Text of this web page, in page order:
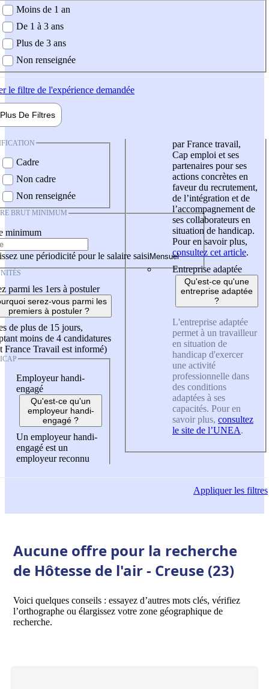
demandée
Moins de 1 an
De 1 à 3 ans
Plus de 3 ans
Non renseignée
le filtre de l'expérience demandée
Plus De Filtres
Cadre
Non cadre
Non renseignée
BRUT MINIMUM
minimum
une périodicité pour le salaire saisi
parmi les 1ers à postuler
serez-vous parmi les
premiers à postuler ?
de plus de 15 jours,
moins de 4 candidatures
France Travail est informé)
Employeur handi-
engagé
Qu'est-ce qu'un
employeur handi-
engagé ?
Un employeur handi-
engagé est un
employeur reconnu
par France travail,
Cap emploi et ses
partenaires pour ses
actions concrètes en
faveur du recrutement,
de l’intégration et de
l’accompagnement de
ses collaborateurs en
situation de handicap.
Pour en savoir plus,
consultez cet article.
Entreprise adaptée
Qu'est-ce qu'une
entreprise adaptée
?
L'entreprise adaptée
permet à un travailleur
en situation de
handicap d'exercer
une activité
professionnelle dans
des conditions
adaptées à ses
capacités. Pour en
savoir plus, consultez
le site de l’UNEA.
Appliquerles filtres
Aucune offre pour la recherche
de Hôtesse de l'air - Creuse (23)
Voici quelques conseils : essayez d’autres mots clés, vérifiez
l’orthographe ou élargissez votre zone géographique de
recherche.